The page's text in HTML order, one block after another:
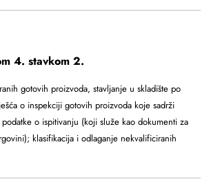
4. stavkom 2.
gotovih proizvoda, stavljanje u skladište po
o inspekciji gotovih proizvoda koje sadrži
o ispitivanju (koji služe kao dokumenti za
klasifikacija i odlaganje nekvalificiranih